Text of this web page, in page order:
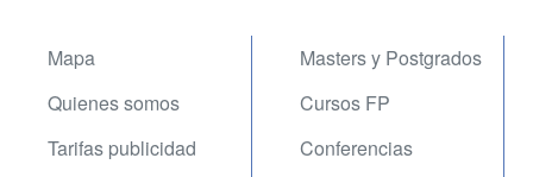
Mapa
Quienes somos
Tarifas publicidad
Masters y Postgrados
Cursos FP
Conferencias